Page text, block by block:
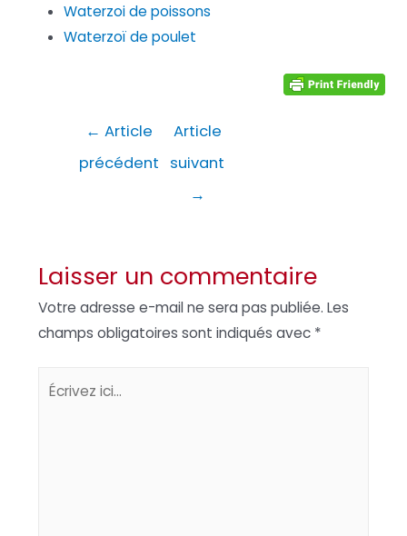
Waterzoi de poissons
Waterzoï de poulet
Navigation
l’article
← Article
précédent
Article
suivant
→
Laisser un commentaire
Votre adresse e-mail ne sera pas publiée. Les
champs obligatoires sont indiqués avec *
Écrivez